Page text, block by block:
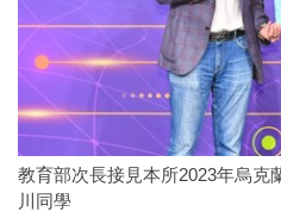
教育部次長接見本所2023年烏克
川同學